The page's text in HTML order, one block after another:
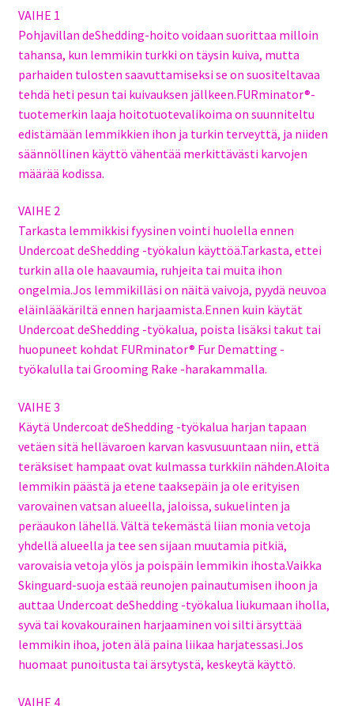
VAIHE 1
Pohjavillan deShedding-hoito voidaan suorittaa milloin
tahansa, kun lemmikin turkki on täysin kuiva, mutta
parhaiden tulosten saavuttamiseksi se on suositeltavaa
tehdä heti pesun tai kuivauksen jällkeen.FURminator®-
tuotemerkin laaja hoitotuotevalikoima on suunniteltu
edistämään lemmikkien ihon ja turkin terveyttä, ja niiden
säännöllinen käyttö vähentää merkittävästi karvojen
määrää kodissa.
VAIHE 2
Tarkasta lemmikkisi fyysinen vointi huolella ennen
Undercoat deShedding -työkalun käyttöä.Tarkasta, ettei
turkin alla ole haavaumia, ruhjeita tai muita ihon
ongelmia.Jos lemmikilläsi on näitä vaivoja, pyydä neuvoa
eläinlääkäriltä ennen harjaamista.Ennen kuin käytät
Undercoat deShedding -työkalua, poista lisäksi takut tai
huopuneet kohdat FURminator® Fur Dematting -
työkalulla tai Grooming Rake -harakammalla.
VAIHE 3
Käytä Undercoat deShedding -työkalua harjan tapaan
vetäen sitä hellävaroen karvan kasvusuuntaan niin, että
teräksiset hampaat ovat kulmassa turkkiin nähden.Aloita
lemmikin päästä ja etene taaksepäin ja ole erityisen
varovainen vatsan alueella, jaloissa, sukuelinten ja
peräaukon lähellä. Vältä tekemästä liian monia vetoja
yhdellä alueella ja tee sen sijaan muutamia pitkiä,
varovaisia vetoja ylös ja poispäin lemmikin ihosta.Vaikka
Skinguard-suoja estää reunojen painautumisen ihoon ja
auttaa Undercoat deShedding -työkalua liukumaan iholla,
syvä tai kovakourainen harjaaminen voi silti ärsyttää
lemmikin ihoa, joten älä paina liikaa harjatessasi.Jos
huomaat punoitusta tai ärsytystä, keskeytä käyttö.
VAIHE 4